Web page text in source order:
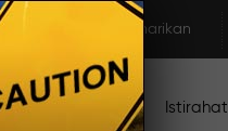
Deposit/Penarikan
Promo Istirahat